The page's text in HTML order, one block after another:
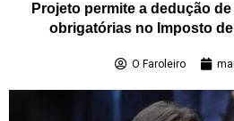
Projeto permite a dedução
obrigatórias no Imposto
O Faroleiro